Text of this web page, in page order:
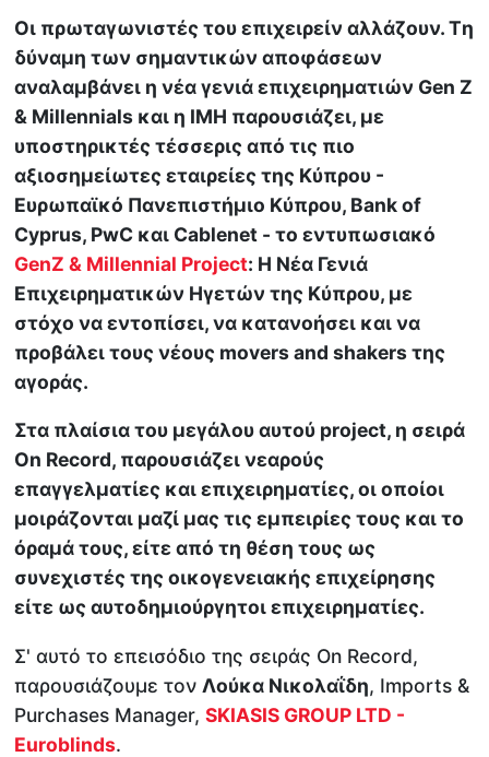
Οι πρωταγωνιστές του επιχειρείν αλλάζουν. Tη
δύναμη των σημαντικών αποφάσεων
αναλαμβάνει η νέα γενιά επιχειρηματιών Gen Z
& Millennials και η IMH παρουσιάζει, με
υποστηρικτές τέσσερις από τις πιο
αξιοσημείωτες εταιρείες της Κύπρου -
Ευρωπαϊκό Πανεπιστήμιο Κύπρου, Bank of
Cyprus, PwC και Cablenet - το εντυπωσιακό
GenZ & Millennial Project: Η Nέα Γενιά
Eπιχειρηματικών Ηγετών της Κύπρου, με
στόχο να εντοπίσει, να κατανοήσει και να
προβάλει τους νέους movers and shakers της
αγοράς.
Στα πλαίσια του μεγάλου αυτού project, η σειρά
On Record, παρουσιάζει νεαρούς
επαγγελματίες και επιχειρηματίες, οι οποίοι
μοιράζονται μαζί μας τις εμπειρίες τους και το
όραμά τους, είτε από τη θέση τους ως
συνεχιστές της οικογενειακής επιχείρησης
είτε ως αυτοδημιούργητοι επιχειρηματίες.
Σ' αυτό το επεισόδιο της σειράς Οn Record,
παρουσιάζουμε τον Λούκα Νικολαΐδη, Imports &
Purchases Manager,SKIASIS GROUP LTD -
Euroblinds.